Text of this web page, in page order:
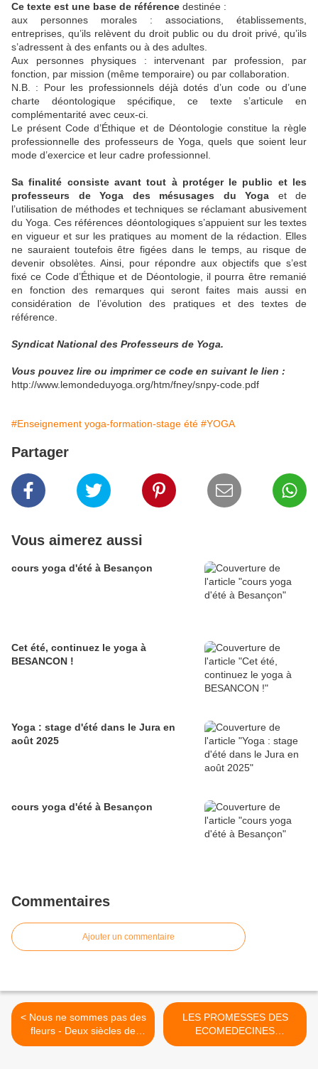
Ce texte est une base de référence destinée :
aux personnes morales : associations, établissements,
entreprises, qu’ils relèvent du droit public ou du droit privé, qu’ils
s’adressent à des enfants ou à des adultes.
Aux personnes physiques : intervenant par profession, par
fonction, par mission (même temporaire) ou par collaboration.
N.B. : Pour les professionnels déjà dotés d’un code ou d’une
charte déontologique spécifique, ce texte s’articule en
complémentarité avec ceux-ci.
Le présent Code d’Éthique et de Déontologie constitue la règle
professionnelle des professeurs de Yoga, quels que soient leur
mode d’exercice et leur cadre professionnel.
Sa finalité consiste avant tout à protéger le public et les
professeurs de Yoga des mésusages du Yoga et de
l’utilisation de méthodes et techniques se réclamant abusivement
du Yoga. Ces références déontologiques s’appuient sur les textes
en vigueur et sur les pratiques au moment de la rédaction. Elles
ne sauraient toutefois être figées dans le temps, au risque de
devenir obsolètes. Ainsi, pour répondre aux objectifs que s’est
fixé ce Code d’Éthique et de Déontologie, il pourra être remanié
en fonction des remarques qui seront faites mais aussi en
considération de l’évolution des pratiques et des textes de
référence.
Syndicat National des Professeurs de Yoga.
Vous pouvez lire ou imprimer ce code en suivant le lien :
http://www.lemondeduyoga.org/htm/fney/snpy-code.pdf
#Enseignement yoga-formation-stage été #YOGA
Partager
Vous aimerez aussi
cours yoga d'été à Besançon
Cet été, continuez le yoga à
BESANCON !
Yoga : stage d'été dans le Jura en
août 2025
cours yoga d'été à Besançon
Commentaires
Ajouter un commentaire
< Nous ne sommes pas des
fleurs - Deux siècles de
combats féministes en Inde
LES PROMESSES DES
ECOMEDECINES
Deuxième partie >